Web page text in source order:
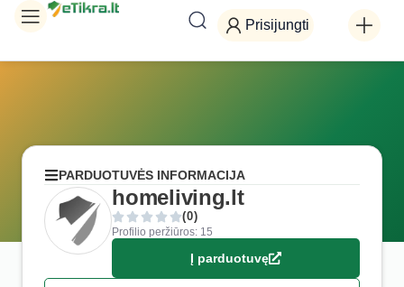
Prisijungti
PARDUOTUVĖS INFORMACIJA
homeliving.lt
(0)
Profilio peržiūros: 15
Į parduotuvę